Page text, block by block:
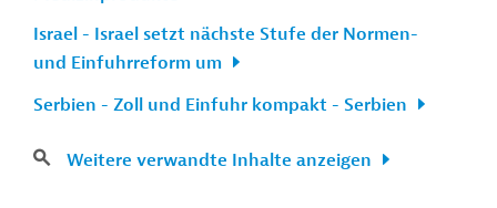
Israel - Israel setzt nächste Stufe der Normen-
und Einfuhrreform um
Serbien - Zoll und Einfuhr kompakt - Serbien
Weitere verwandte Inhalte anzeigen